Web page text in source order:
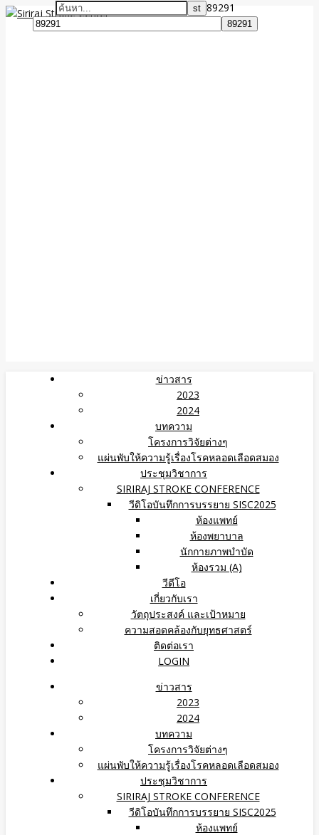
89291
ข่าวสาร
2023
2024
บทความ
โครงการวิจัยต่างๆ
แผ่นพับให้ความรู้เรื่องโรคหลอดเลือดสมอง
ประชุมวิชาการ
SIRIRAJ STROKE CONFERENCE
วีดิโอบันทึกการบรรยาย SISC2025
ห้องแพทย์
ห้องพยาบาล
นักกายภาพบำบัด
ห้องรวม (A)
วีดีโอ
เกี่ยวกับเรา
วัตถุประสงค์ และเป้าหมาย
ความสอดคล้องกับยุทธศาสตร์
ติดต่อเรา
LOGIN
ข่าวสาร
2023
2024
บทความ
โครงการวิจัยต่างๆ
แผ่นพับให้ความรู้เรื่องโรคหลอดเลือดสมอง
ประชุมวิชาการ
SIRIRAJ STROKE CONFERENCE
วีดิโอบันทึกการบรรยาย SISC2025
ห้องแพทย์